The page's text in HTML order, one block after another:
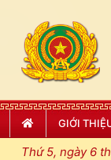
GIỚI
Thứ 5, ngày 6
AN THÀNH PHỐ